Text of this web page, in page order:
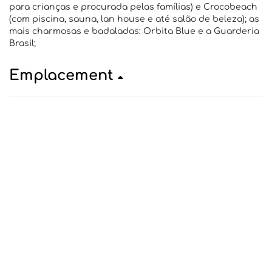
para crianças e procurada pelas famílias) e Crocobeach
(com piscina, sauna, lan house e até salão de beleza); as
mais charmosas e badaladas: Orbita Blue e a Guarderia
Brasil;
Emplacement